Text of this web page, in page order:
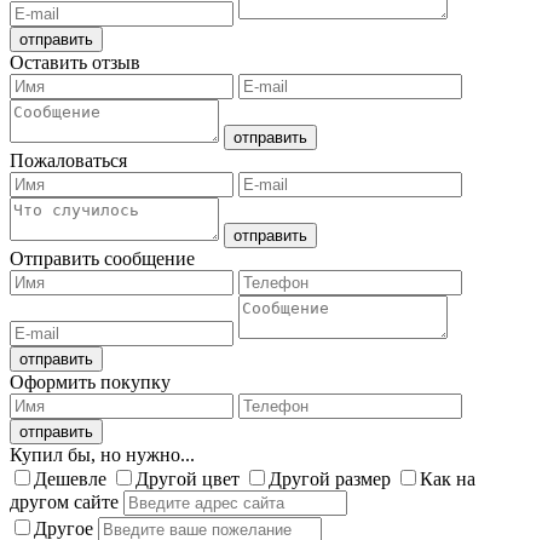
Оставить отзыв
Пожаловаться
Отправить сообщение
Оформить покупку
Купил бы, но нужно...
Дешевле
Другой цвет Другой размер
Как на
другом сайте
Другое